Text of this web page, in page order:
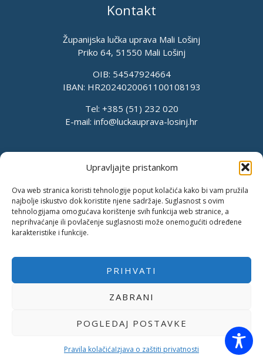
Upravljajte pristankom
Ova web stranica koristi tehnologije poput kolačića kako bi vam pružila
najbolje iskustvo dok koristite njene sadržaje. Suglasnost s ovim
tehnologijama omogućava korištenje svih funkcija web stranice, a
neprihvaćanje ili povlačenje suglasnosti može onemogućiti određene
karakteristike i funkcije.
PRIHVATI
ZABRANI
POGLEDAJ POSTAVKE
Pravila kolačićaIzjava o zaštiti privatnosti
Kontakt
Županijska lučka uprava Mali Lošinj
Priko 64, 51550 Mali Lošinj
OIB: 54547924664
IBAN: HR2024020061100108193
Tel: +385 (51) 232 020
E-mail: info@luckauprava-losinj.hr
Pravila o privatnosti
Pravila kolačića
Pristup informacijama
Copyright © 2026 Županijska lučka uprava Mali Lošinj |